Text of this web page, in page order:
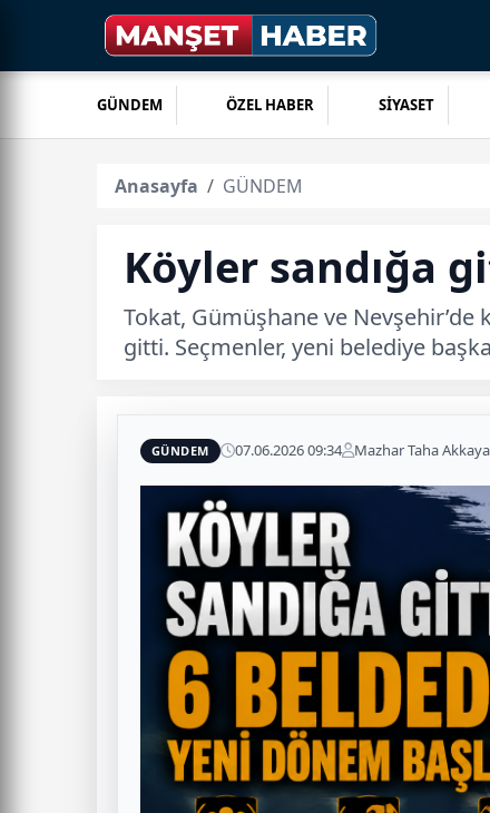
GÜNDEM ÖZEL HABER SİYASET
Anasayfa GÜNDEM
Köyler sandığa
Tokat, Gümüşhane ve Nevşehir’de
gitti. Seçmenler, yeni belediye
GÜNDEM 07.06.2026 09:34 Mazhar Taha Akkaya